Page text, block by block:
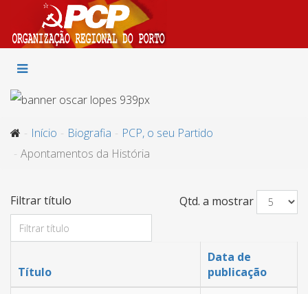
Início Biografia
PCP, o seu Partido
Apontamentos da História
Filtrar título Qtd. a mostrar
Título
Data de
publicação